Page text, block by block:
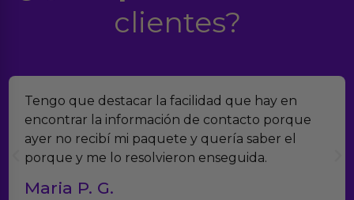
clientes?
Tengo que destacar la facilidad que hay en
encontrar la información de contacto porque
ayer no recibí mi paquete y quería saber el
porque y me lo resolvieron enseguida.
Maria P. G.